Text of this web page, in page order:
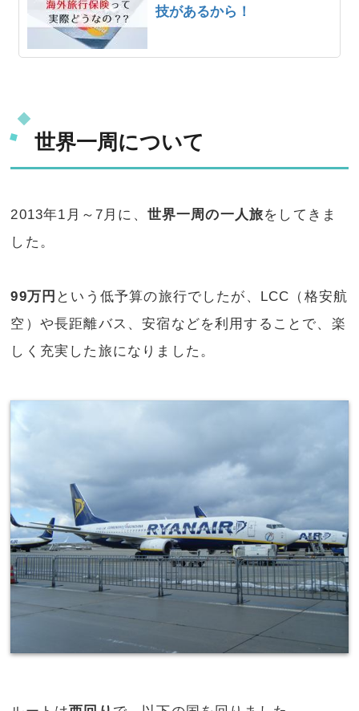
技があるから！
世界一周について
2013年1月～7月に、 世界一周の一人旅をしてきま
した。
99万円 という低予算の旅行でしたが、LCC（格安航
空）や長距離バス、安宿などを利用することで、楽
しく充実した旅になりました。